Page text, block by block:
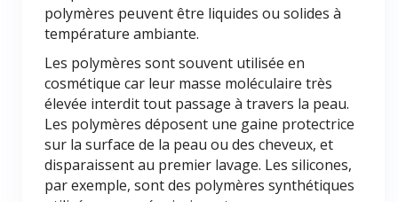
polymères peuvent être liquides ou solides à
température ambiante.
Les polymères sont souvent utilisée en
cosmétique car leur masse moléculaire très
élevée interdit tout passage à travers la peau.
Les polymères déposent une gaine protectrice
sur la surface de la peau ou des cheveux, et
disparaissent au premier lavage. Les silicones,
par exemple, sont des polymères synthétiques